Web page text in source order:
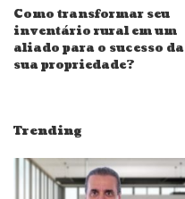
Como transformar seu
inventário rural em um
aliado para o sucesso da
sua propriedade?
Trending